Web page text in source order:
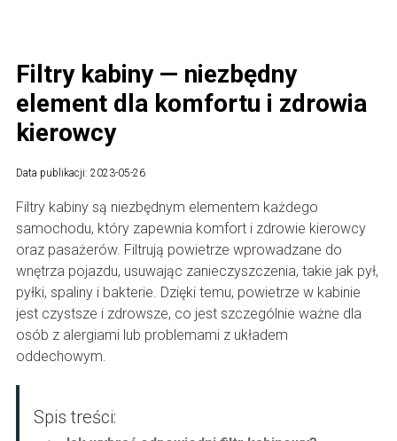
Filtry kabiny — niezbędny
element dla komfortu i zdrowia
kierowcy
Data publikacji: 2023-05-26
Filtry kabiny są niezbędnym elementem każdego
samochodu, który zapewnia komfort i zdrowie kierowcy
oraz pasażerów. Filtrują powietrze wprowadzane do
wnętrza pojazdu, usuwając zanieczyszczenia, takie jak pył,
pyłki, spaliny i bakterie. Dzięki temu, powietrze w kabinie
jest czystsze i zdrowsze, co jest szczególnie ważne dla
osób z alergiami lub problemami z układem
oddechowym.
Spis treści: